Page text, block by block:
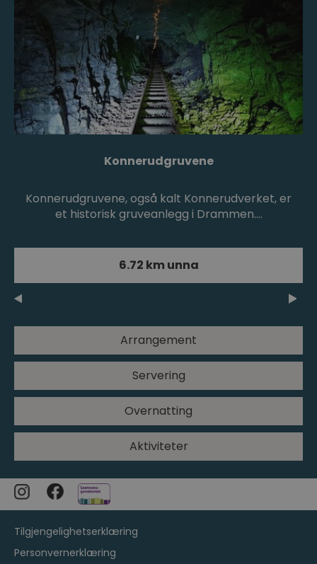
Konnerudgruvene
Konnerudgruvene, også kalt Konnerudverket, er
et historisk gruveanlegg i Drammen.…
6.72 km unna
Arrangement
Servering
Overnatting
Aktiviteter
Tilgjengelighetserklæring
Personvernerklæring